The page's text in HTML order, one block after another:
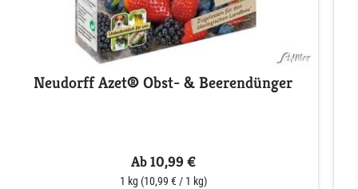
Neudorff Azet® Obst- & Beerendünger
Ab 10,99 €
1 kg (10,99 € / 1 kg)